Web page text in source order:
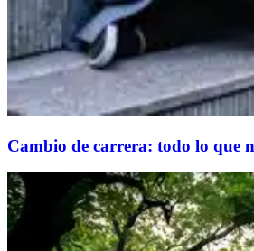
Cambio de carrera: todo lo que